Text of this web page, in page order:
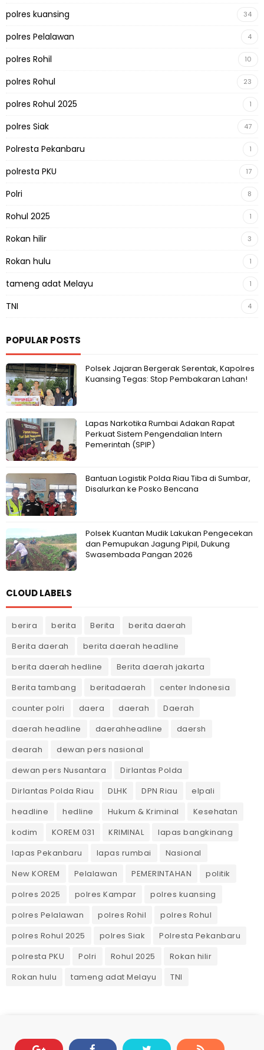
polres kuansing 34
polres Pelalawan 4
polres Rohil 10
polres Rohul 23
polres Rohul 2025 1
polres Siak 47
Polresta Pekanbaru 1
polresta PKU 17
Polri 8
Rohul 2025 1
Rokan hilir 3
Rokan hulu 1
tameng adat Melayu 1
TNI 4
POPULAR POSTS
Polsek Jajaran Bergerak Serentak, Kapolres
Kuansing Tegas: Stop Pembakaran Lahan!
Lapas Narkotika Rumbai Adakan Rapat
Perkuat Sistem Pengendalian Intern
Pemerintah (SPIP)
Bantuan Logistik Polda Riau Tiba di Sumbar,
Disalurkan ke Posko Bencana
Polsek Kuantan Mudik Lakukan Pengecekan
dan Pemupukan Jagung Pipil, Dukung
Swasembada Pangan 2026
CLOUD LABELS
berira berita Berita
berita daerah
Berita daerah
berita daerah headline
berita daerah hedline
Berita daerah jakarta
Berita tambang
beritadaerah
center Indonesia
counter polri
daera daerah
Daerah
daerah headline
daerahheadline
daersh
dearah
dewan pers nasional
dewan pers Nusantara
Dirlantas Polda
Dirlantas Polda Riau
DLHK DPN Riau
elpali
headline
hedline Hukum & Kriminal
Kesehatan
kodim
KOREM 031 KRIMINAL
lapas bangkinang
lapas Pekanbaru
lapas rumbai
Nasional
New KOREM
Pelalawan PEMERINTAHAN
politik
polres 2025
polres Kampar
polres kuansing
polres Pelalawan
polres Rohil
polres Rohul
polres Rohul 2025
polres Siak
Polresta Pekanbaru
polresta PKU
Polri Rohul 2025
Rokan hilir
Rokan hulu
tameng adat Melayu TNI